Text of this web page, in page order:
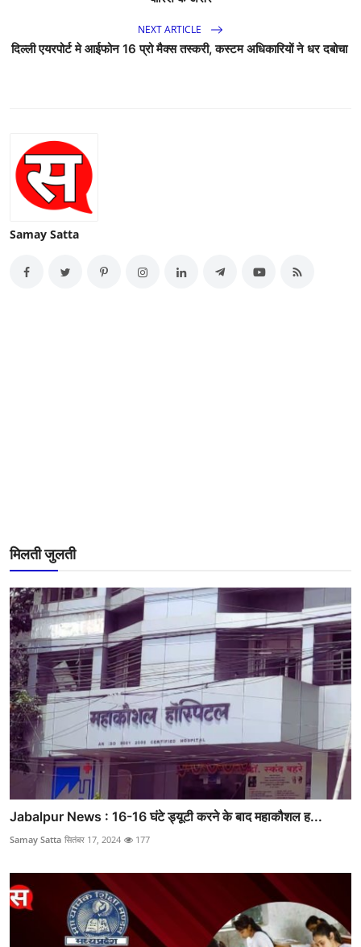
NEXT ARTICLE
दिल्ली एयरपोर्ट मे आईफोन 16 प्रो मैक्स तस्करी, कस्टम अधिकारियों ने धर दबोचा
Samay Satta
मिलती जुलती
Jabalpur News : 16-16 घंटे ड्यूटी करने के बाद महाकौशल ह...
Samay Satta सितंबर 17, 2024 177